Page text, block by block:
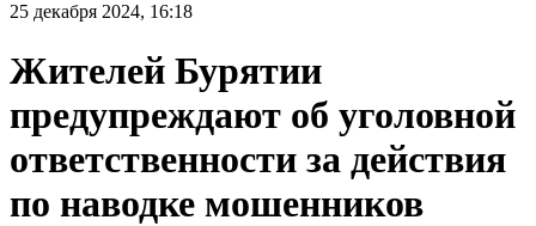
25 декабря 2024, 16:18
Жителей Бурятии
предупреждают об уголовной
ответственности за действия
по наводке мошенников